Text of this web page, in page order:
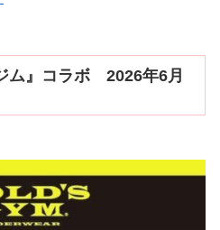
ム』コラボ 2026年6月